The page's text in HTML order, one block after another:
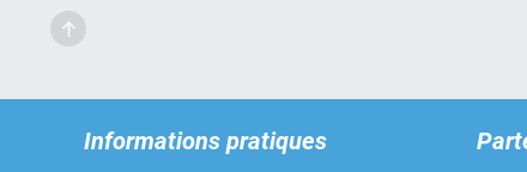
Informations pratiques